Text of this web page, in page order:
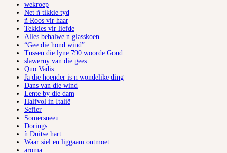
wekroep
Net ñ tikkie tyd
ñ Roos vir haar
Tekkies vir liefde
Alles behalwe n glasskoen
“Gee die hond wind”
Tussen die lyne 790 woorde Goud
slawerny van die gees
Quo Vadis
Ja die hoender is n wondelike ding
Dans van die wind
Lente by die dam
Halfvol in Italië
Sefier
Somersneeu
Dorings
ñ Duitse hart
Waar siel en liggaam ontmoet
aroma